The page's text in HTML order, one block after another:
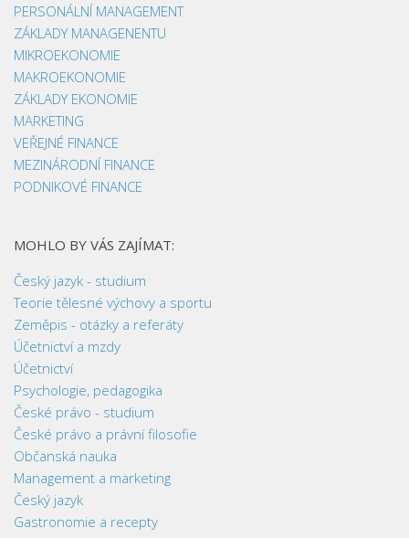
PERSONÁLNÍ MANAGEMENT
ZÁKLADY MANAGENENTU
MIKROEKONOMIE
MAKROEKONOMIE
ZÁKLADY EKONOMIE
MARKETING
VEŘEJNÉ FINANCE
MEZINÁRODNÍ FINANCE
PODNIKOVÉ FINANCE
MOHLO BY VÁS ZAJÍMAT:
Český jazyk - studium
Teorie tělesné výchovy a sportu
Zeměpis - otázky a referáty
Účetnictví a mzdy
Účetnictví
Psychologie, pedagogika
České právo - studium
České právo a právní filosofie
Občanská nauka
Management a marketing
Český jazyk
Gastronomie a recepty